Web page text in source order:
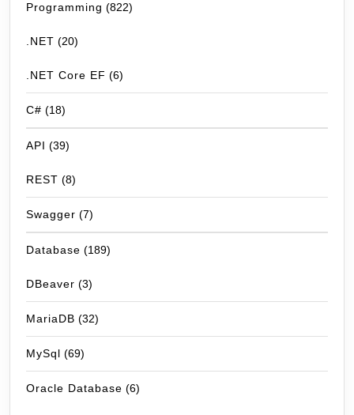
Programming (822)
.NET (20)
.NET Core EF (6)
C# (18)
API (39)
REST (8)
Swagger (7)
Database (189)
DBeaver (3)
MariaDB (32)
MySql (69)
Oracle Database (6)